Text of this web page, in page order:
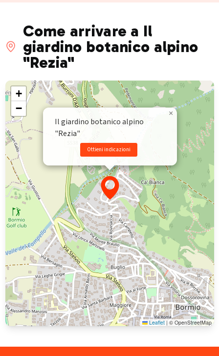
Come arrivare a Il
giardino botanico alpino
"Rezia"
Il giardino botanico alpino
"Rezia"
Ottieni indicazioni
×
+
−
Leaflet | © OpenStreetMap